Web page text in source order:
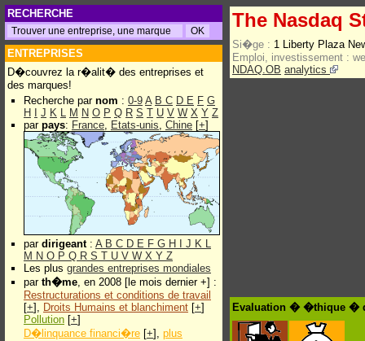
RECHERCHE
ENTREPRISES
D�couvrez la r�alit� des entreprises et
des marques!
Recherche par nom : 0-9 A B C D E F G
H
J K L M N O P Q R S T U V W X Y Z
par pays: France, Etats-unis, Chine [+]
par dirigeant: A B C D E F G H J K L
M N O P Q R S T U V W X Y Z
Les plus grandes entreprises mondiales
par th�me, en 2008 [le mois dernier +] :
Restructurations et conditions de travail
[+], Droits Humains et blanchiment [+]
Pollution [+]
D�linquance financi�re [+], plus
The Nasdaq
Si�ge : 1 Liberty Plaza
Emploi, investissement :
NDAQ.OB analytics
Evaluation � �thique �